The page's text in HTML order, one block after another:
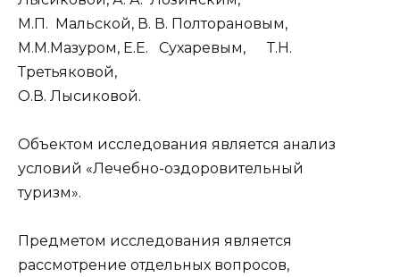
М.П. Мальской, В. В. Полторановым,
М.М.Мазуром, Е.Е. Сухаревым, Т.Н.
Третьяковой,
О.В. Лысиковой.
Объектом исследования является анализ
условий «Лечебно-оздоровительный
туризм».
Предметом исследования является
рассмотрение отдельных вопросов,